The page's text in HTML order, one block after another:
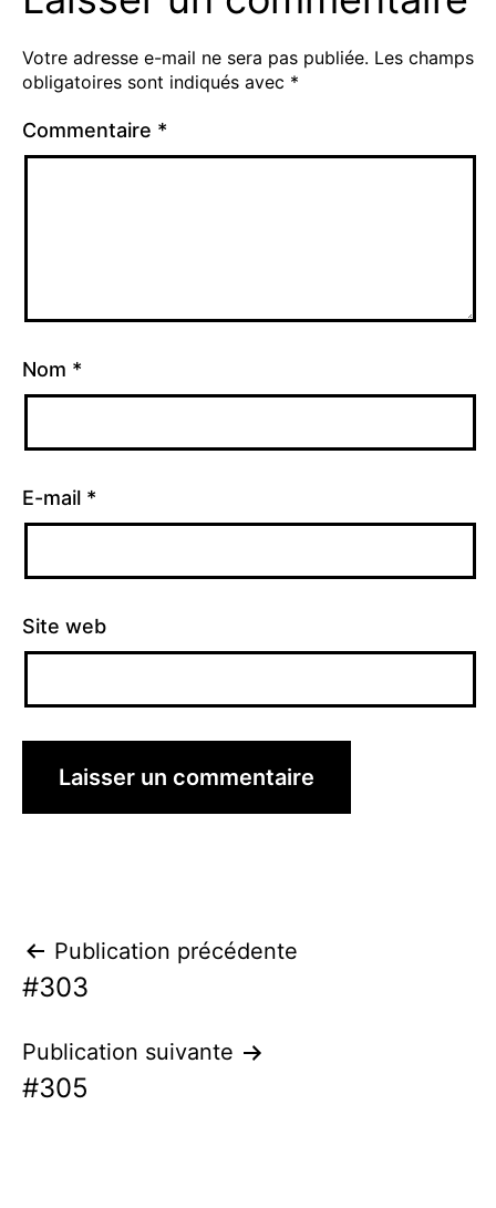
Votre adresse e-mail ne sera pas publiée. Les champs
obligatoires sont indiqués avec *
Commentaire *
Nom *
E-mail *
Site web
Navigation
de
l’article
Publication précédente
#303
Publication suivante
#305